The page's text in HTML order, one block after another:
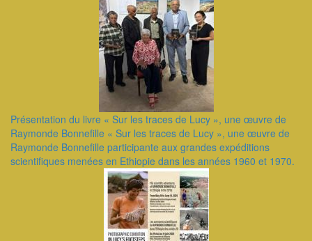
Présentation du livre « Sur les traces de Lucy », une œuvre de
Raymonde Bonnefille ​« Sur les traces de Lucy », une œuvre de
Raymonde Bonnefille participante aux grandes expéditions
scientifiques menées en Ethiopie dans les années 1960 et 1970.